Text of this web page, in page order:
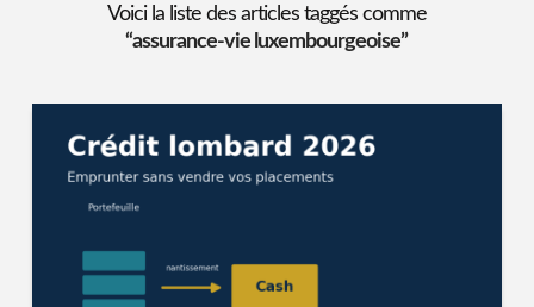
Voici la liste des articles taggés comme
“assurance-vie luxembourgeoise”